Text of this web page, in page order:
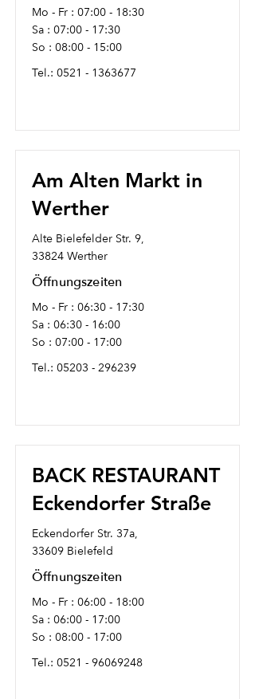
Mo - Fr : 07:00 - 18:30
Sa : 07:00 - 17:30
So : 08:00 - 15:00
Tel.: 0521 - 1363677
Am Alten Markt in
Werther
Alte Bielefelder Str. 9,
33824 Werther
Öffnungszeiten
Mo - Fr : 06:30 - 17:30
Sa : 06:30 - 16:00
So : 07:00 - 17:00
Tel.: 05203 - 296239
BACK RESTAURANT
Eckendorfer Straße
Eckendorfer Str. 37a,
33609 Bielefeld
Öffnungszeiten
Mo - Fr : 06:00 - 18:00
Sa : 06:00 - 17:00
So : 08:00 - 17:00
Tel.: 0521 - 96069248